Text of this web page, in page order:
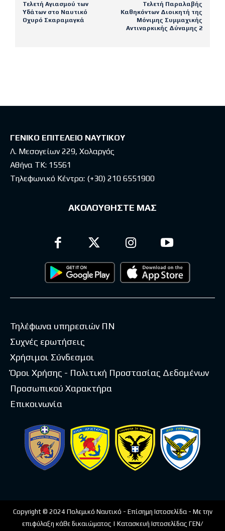
Τελετή Αγιασμού των
Υδάτων στο Ναυτικό
Οχυρό Σκαραμαγκά
Τελετή Παραλαβής
Καθηκόντων Διοικητή της
Μόνιμης Συμμαχικής
Αντιναρκικής Δύναμης 2
ΓΕΝΙΚΟ ΕΠΙΤΕΛΕΙΟ ΝΑΥΤΙΚΟΥ
Λ. Μεσογείων 229, Χολαργός
Αθήνα ΤΚ: 15561
Τηλεφωνικό Κέντρο: (+30) 210 6551900
ΑΚΟΛΟΥΘΗΣΤΕ ΜΑΣ
Τηλέφωνα υπηρεσιών ΠΝ
Συχνές ερωτήσεις
Χρήσιμοι Σύνδεσμοι
Όροι Χρήσης - Πολιτική Προστασίας Δεδομένων
Προσωπικού Χαρακτήρα
Επικοινωνία
Copyright © 2024 Πολεμικό Ναυτικό - Επίσημη Ιστοσελίδα - Με την
επιφύλαξη κάθε δικαιώματος | Κατασκευή Ιστοσελίδας ΓΕΝ/